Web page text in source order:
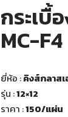
กระเบื้
MC-F4
ยี่ห้อ :คิงส์กลาสเ
รุ่น :12×12
ราคา :150/แผ่น